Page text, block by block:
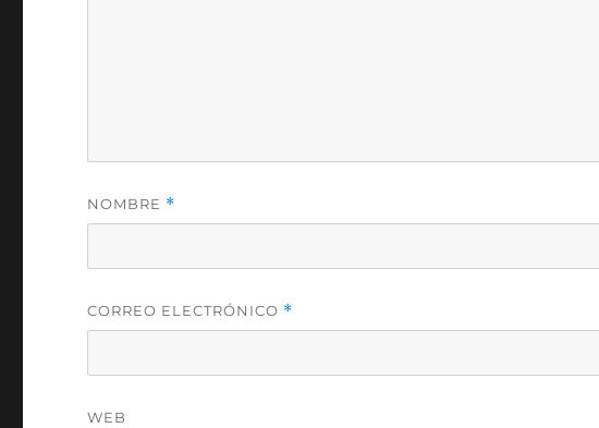
NOMBRE *
CORREO ELECTRÓNICO *
WEB